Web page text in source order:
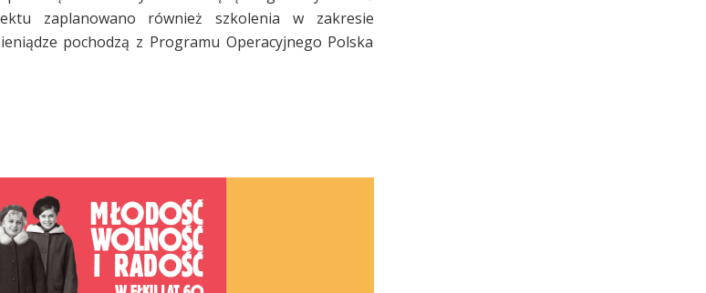
zaplanowano również szkolenia w zakresie
pochodzą z Programu Operacyjnego Polska